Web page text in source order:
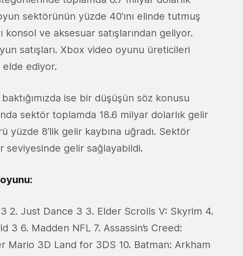
sektörünün yüzde 40’ını elinde tutmuş
konsol ve aksesuar satışlarından geliyor.
satışları. Xbox video oyunu üreticileri
ediyor.
ise bir düşüşün söz konusu
sektör toplamda 18.6 milyar dolarlık gelir
yüzde 8’lik gelir kaybına uğradı. Sektör
seviyesinde gelir sağlayabildi.
2. Just Dance 3 3. Elder Scrolls V: Skyrim 4.
3 6. Madden NFL 7. Assassin’s Creed:
Mario 3D Land for 3DS 10. Batman: Arkham